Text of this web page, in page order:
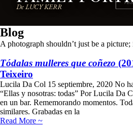
De LUCY KERR
Blog
A photograph shouldn’t just be a
Tódalas mulleres que coñezo
Teixeiro
Lucila Da Col 15 septiembre, 2020 No
“Ellas y nosotras: todas” Por Lucila Da
en un bar. Rememorando momentos.
similares. Grabadas en la
Read More ~